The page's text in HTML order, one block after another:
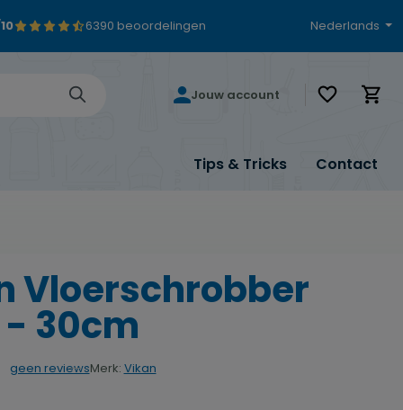
6390 beoordelingen Nederlands
Jouw account Je hebt 0
Tips & Tricks Contact
Vloerschrobber
- 30cm
geen reviewsMerk: Vikan